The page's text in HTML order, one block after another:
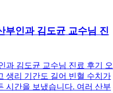
부인과 김도균 교수님 진
과 김도균 교수님 진료 후기 오
생리 기간도 길어 빈혈 수치가
시간을 보냈습니다. 여러 산부